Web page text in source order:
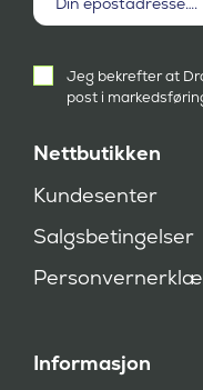
Nettbutikken
Kundesenter
Salgsbetingelser
Informasjon
samtykke
k
e
d
Jeg bekrefter at
post i